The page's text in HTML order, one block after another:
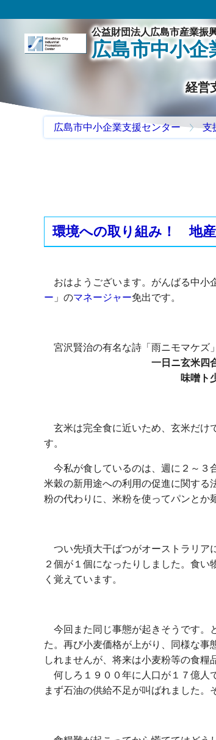
公益財団法人広島市産業振
広島市中小
経営
広島市中小企業支援センター 支
環境への取り組み！ 地
おはようございます。がんばる中小
ー 」のマネージャー免出です。
宮沢賢治の有名な詩「雨ニモマケズ
一日ニ玄米四
味噌ト少シノ野
玄米は完全食に近いため、玄米だけ
す。
今私が食しているのは、週に２～３
米穀の新用途への利用の促進に関する
粉の代わりに、米粉を使ってパンとか
つい先頃大干ばつがオーストラリア
２個が１個になったりしました。食
く覚えています。
今回また同じ事態が起きそうです。
た。再び小麦価格が上がり、同様な事
しれませんが、将来は小麦粉等の食糧
何しろ１９００年に人口が１７億人
まず石油の供給不足が叫ばれました。